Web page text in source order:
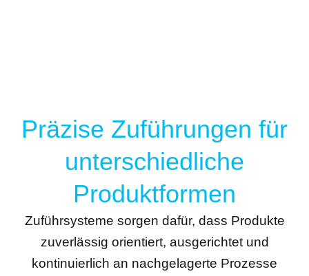
Präzise Zuführungen für
unterschiedliche
Produktformen
Zuführsysteme sorgen dafür, dass Produkte
zuverlässig orientiert, ausgerichtet und
kontinuierlich an nachgelagerte Prozesse